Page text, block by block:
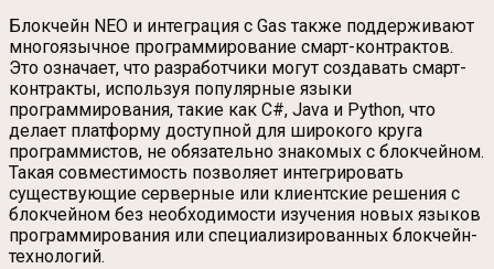
Блокчейн NEO и интеграция с Gas также поддерживают
многоязычное программирование смарт-контрактов.
Это означает, что разработчики могут создавать смарт-
контракты, используя популярные языки
программирования, такие как C#, Java и Python, что
делает платформу доступной для широкого круга
программистов, не обязательно знакомых с блокчейном.
Такая совместимость позволяет интегрировать
существующие серверные или клиентские решения с
блокчейном без необходимости изучения новых языков
программирования или специализированных блокчейн-
технологий.